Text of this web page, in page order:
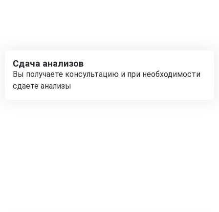
Сдача анализов
Вы получаете консультацию и при необходимости
сдаете анализы